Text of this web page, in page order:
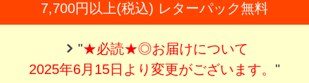
7,700円以上(税込) レターパック無料
"★必読★◎お届けについて
2025年6月15日より変更がございます。 "